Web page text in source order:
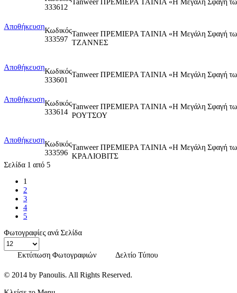
333612
ΑποθήκευσηΚωδικός
333597
Tanweer ΠΡΕΜΙΕΡΑ ΤΑΙΝΙΑ «Η Μεγάλη
ΤΖΑΝΝΕΣ
ΑποθήκευσηΚωδικός
333601
Tanweer ΠΡΕΜΙΕΡΑ ΤΑΙΝΙΑ «Η Μεγάλη
ΑποθήκευσηΚωδικός
333614
Tanweer ΠΡΕΜΙΕΡΑ ΤΑΙΝΙΑ «Η Μεγάλη
ΡΟΥΤΣΟΥ
ΑποθήκευσηΚωδικός
333596
Tanweer ΠΡΕΜΙΕΡΑ ΤΑΙΝΙΑ «Η Μεγάλη
ΚΡΑΛΙΟΒΙΤΣ
Σελίδα 1 από 5
1
2
3
4
5
Φωτογραφίες ανά Σελίδα
Εκτύπωση Φωτογραφιών Δελτίο Τύπου
© 2014 by Panoulis. All Rights Reserved.